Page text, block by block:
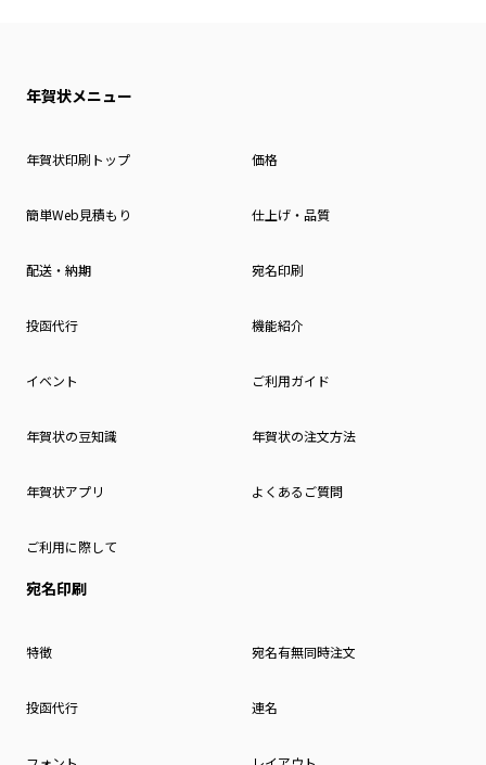
年賀状メニュー
年賀状印刷トップ 価格
簡単Web見積もり 仕上げ・品質
配送・納期 宛名印刷
投函代行 機能紹介
イベント ご利用ガイド
年賀状の豆知識 年賀状の注文方法
年賀状アプリ よくあるご質問
ご利用に際して
宛名印刷
特徴 宛名有無同時注文
投函代行 連名